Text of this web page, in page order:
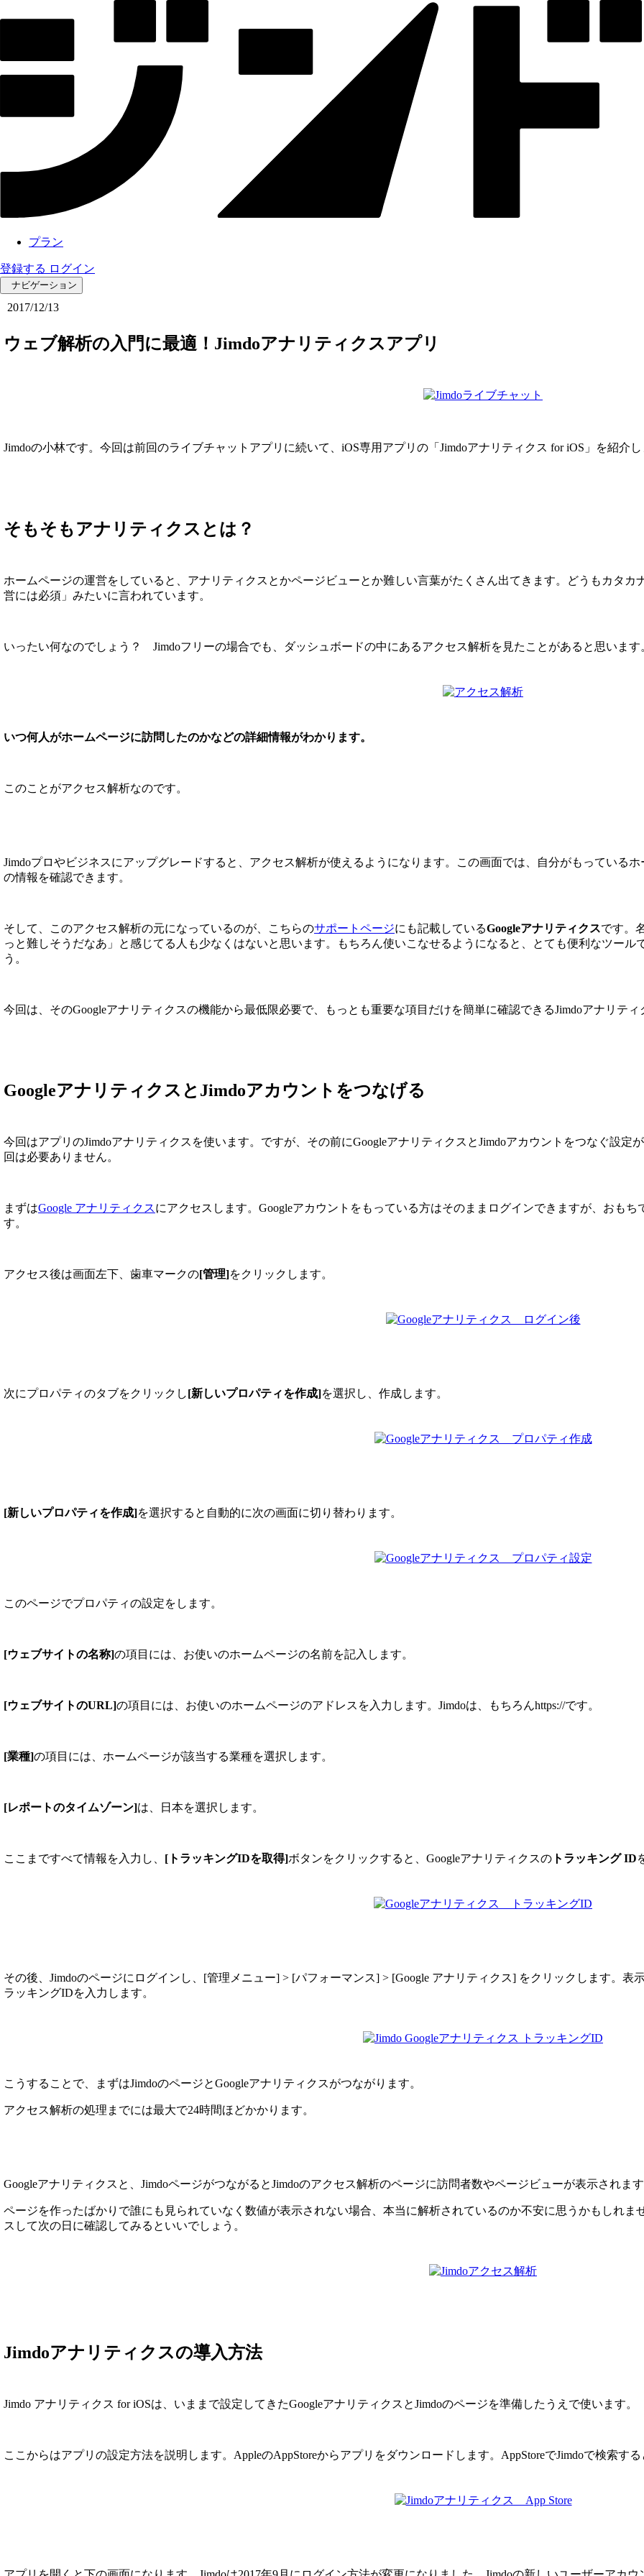
プラン
登録する ログイン
ナビゲーション
2017/12/13
ウェブ解析の入門に最適！Jimdoアナリティクスアプリ
Jimdoの小林です。今回は前回のライブチャットアプリに続いて、iOS専用アプリの「Jimdoアナリティクス for iOS」を紹介
そもそもアナリティクスとは？
ホームページの運営をしていると、アナリティクスとかページビューとか難しい言葉がたくさん出てきます。どうもカタ
営には必須」みたいに言われています。
いったい何なのでしょう？ Jimdoフリーの場合でも、ダッシュボードの中にあるアクセス解析を見たことがあると思います
いつ何人がホームページに訪問したのかなどの詳細情報がわかります。
このことがアクセス解析なのです。
Jimdoプロやビジネスにアップグレードすると、アクセス解析が使えるようになります。この画面では、自分がもっている
の情報を確認できます。
そして、このアクセス解析の元になっているのが、こちらのサポートページにも記載しているGoogleアナリティクスです。
っと難しそうだなあ」と感じてる人も少なくはないと思います。もちろん使いこなせるようになると、とても便利なツー
う。
今回は、そのGoogleアナリティクスの機能から最低限必要で、もっとも重要な項目だけを簡単に確認できるJimdoアナリティ
GoogleアナリティクスとJimdoアカウントをつなげる
今回はアプリのJimdoアナリティクスを使います。ですが、その前にGoogleアナリティクスとJimdoアカウントをつなぐ設定
回は必要ありません。
まずはGoogle アナリティクスにアクセスします。Googleアカウントをもっている方はそのままログインできますが、おもち
す。
アクセス後は画面左下、歯車マークの[管理]をクリックします。
次にプロパティのタブをクリックし[新しいプロパティを作成]を選択し、作成します。
[新しいプロパティを作成]を選択すると自動的に次の画面に切り替わります。
このページでプロパティの設定をします。
[ウェブサイトの名称]の項目には、お使いのホームページの名前を記入します。
[ウェブサイトのURL]の項目には、お使いのホームページのアドレスを入力します。Jimdoは、もちろんhttps://です。
[業種]の項目には、ホームページが該当する業種を選択します。
[レポートのタイムゾーン]は、日本を選択します。
ここまですべて情報を入力し、 [トラッキングIDを取得]ボタンをクリックすると、Googleアナリティクスの トラッキング ID
その後、Jimdoのページにログインし、[管理メニュー] > [パフォーマンス] > [Google アナリティクス] をクリックします。
ラッキングIDを入力します。
こうすることで、まずはJimdoのページとGoogleアナリティクスがつながります。
アクセス解析の処理までには最大で24時間ほどかかります。
Googleアナリティクスと、JimdoページがつながるとJimdoのアクセス解析のページに訪問者数やページビューが表示されます
ページを作ったばかりで誰にも見られていなく数値が表示されない場合、本当に解析されているのか不安に思うかもしれ
スして次の日に確認してみるといいでしょう。
Jimdoアナリティクスの導入方法
Jimdo アナリティクス for iOSは、いままで設定してきたGoogleアナリティクスとJimdoのページを準備したうえで使います。
ここからはアプリの設定方法を説明します。AppleのAppStoreからアプリをダウンロードします。AppStoreでJimdoで検索す